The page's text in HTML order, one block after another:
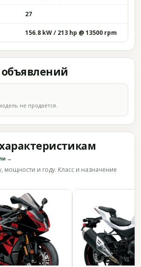
27
156.8 kW / 213 hp @ 13500 rpm
не продаётся.
→
и году. Класс и назначение